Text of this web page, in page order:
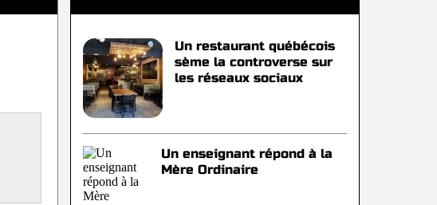
Un restaurant québécois
sème la controverse sur
les réseaux sociaux
Un enseignant répond à la
Mère Ordinaire